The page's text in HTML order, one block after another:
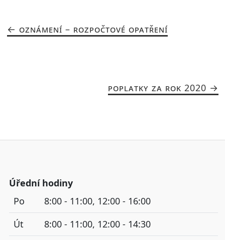
OZNÁMENÍ – ROZPOČTOVÉ OPATŘENÍ
POPLATKY ZA ROK 2020
Úřední hodiny
Po
8:00 - 11:00, 12:00 - 16:00
Út
8:00 - 11:00, 12:00 - 14:30